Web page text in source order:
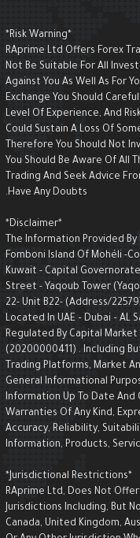
RAprime Ltd Offers Forex
Not Be Suitable For All
Against You As Well As
Exchange You Should
Level Of Experience, And
Could Sustain A Loss Of
Therefore You Should Not
You Should Be Aware Of
Trading And Seek Advice
Have Any Doubts.
The Information Provided
Fomboni Island Of Mohéli
Kuwait - Capital
Street - Yaqoub Tower
22- Unit B22- (Address/
Located In UAE – Dubai –
Regulated By Capital
(20200000411) . Including
Trading Platforms, Market
General Informational
Information Up To Date
Warranties Of Any Kind,
Accuracy, Reliability,
Information, Products,
RAprime Ltd, Does Not
Jurisdictions Including,
Canada, United Kingdom,